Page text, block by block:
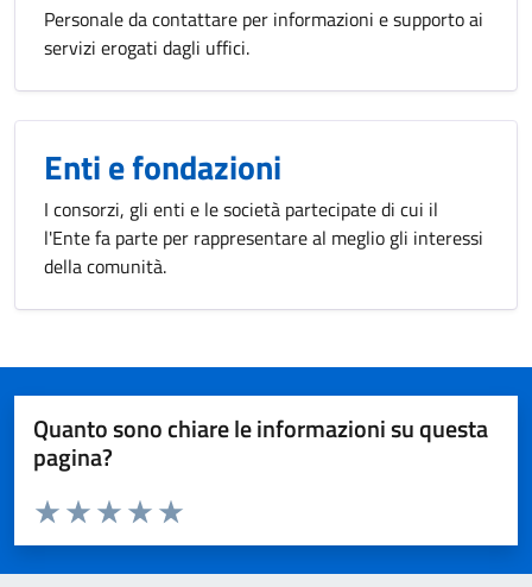
Personale da contattare per informazioni e supporto ai
servizi erogati dagli uffici.
Enti e fondazioni
I consorzi, gli enti e le società partecipate di cui il
l'Ente fa parte per rappresentare al meglio gli interessi
della comunità.
Quanto sono chiare le informazioni su questa
pagina?
Valuta da 1 a 5 stelle la pagina
Valuta 5 stelle su 5
Valuta 4 stelle su 5
Valuta 3 stelle su 5
Valuta 2 stelle su 5
Valuta 1 stelle su 5